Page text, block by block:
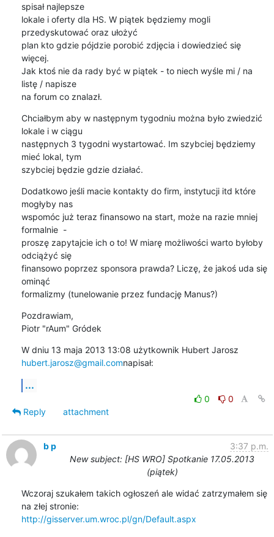
spisał najlepsze
lokale i oferty dla HS. W piątek będziemy mogli
przedyskutować oraz ułożyć
plan kto gdzie pójdzie porobić zdjęcia i dowiedzieć się
więcej.
Jak ktoś nie da rady być w piątek - to niech wyśle mi / na
listę / napisze
na forum co znalazł.
Chciałbym aby w następnym tygodniu można było zwiedzić
lokale i w ciągu
następnych 3 tygodni wystartować. Im szybciej będziemy
mieć lokal, tym
szybciej będzie gdzie działać.
Dodatkowo jeśli macie kontakty do firm, instytucji itd które
mogłyby nas
wspomóc już teraz finansowo na start, może na razie mniej
formalnie  -
proszę zapytajcie ich o to! W miarę możliwości warto byłoby
odciążyć się
finansowo poprzez sponsora prawda? Liczę, że jakoś uda się
ominąć
formalizmy (tunelowanie przez fundację Manus?)
Pozdrawiam,
Piotr "rAum" Gródek
hubert.jarosz@gmail.comnapisał:
...
0
0
Reply
attachment
b p
3:37 p.m.
New subject: [HS WRO] Spotkanie 17.05.2013
(piątek)
Wczoraj szukałem takich ogłoszeń ale widać zatrzymałem się
http://gisserver.um.wroc.pl/gn/Default.aspx